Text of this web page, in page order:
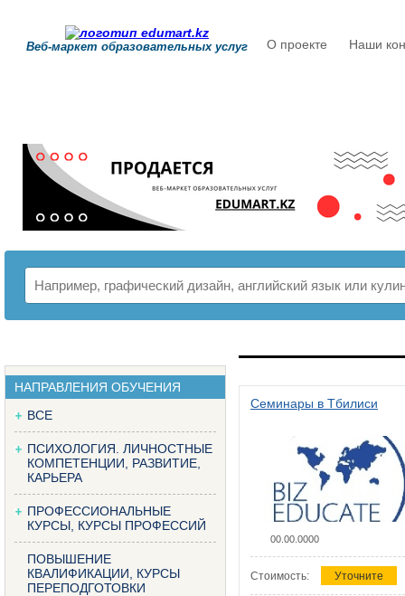
Веб-маркет образовательных услуг О проекте Наши
НАПРАВЛЕНИЯ ОБУЧЕНИЯ
ВСЕ
ПСИХОЛОГИЯ. ЛИЧНОСТНЫЕ
КОМПЕТЕНЦИИ, РАЗВИТИЕ,
КАРЬЕРА
ПРОФЕССИОНАЛЬНЫЕ
КУРСЫ, КУРСЫ ПРОФЕССИЙ
ПОВЫШЕНИЕ
КВАЛИФИКАЦИИ, КУРСЫ
ПЕРЕПОДГОТОВКИ
Семинары в Тбилиси
00.00.0000
Стоимость: Уточните